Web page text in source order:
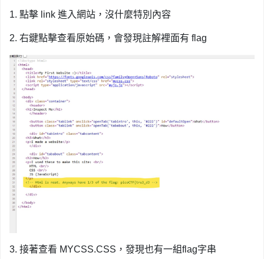
1. 點擊 link 進入網站，沒什麼特別內容
2. 右鍵點擊查看原始碼，會發現註解裡面有 flag
3. 接著查看 MYCSS.CSS，發現也有一組flag字串